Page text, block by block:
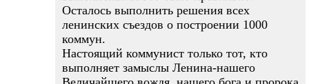
Осталось выполнить решения всех
ленинских съездов о построении 1000
коммун.
Настоящий коммунист только тот, кто
выполняет замыслы Ленина-нашего